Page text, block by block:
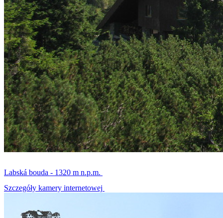
Labská bouda - 1320 m n.p.m.
Szczegóły kamery internetowej